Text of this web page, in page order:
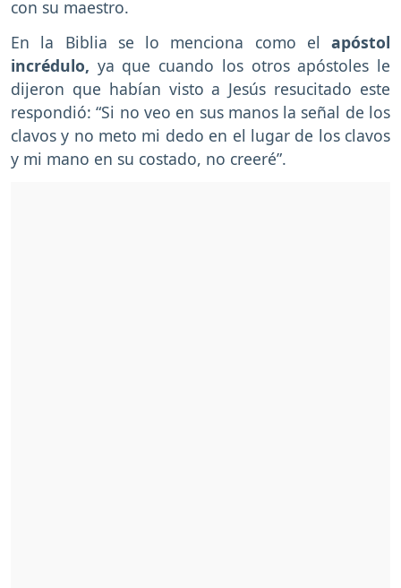
con su maestro.
En la Biblia se lo menciona como el apóstol
incrédulo, ya que cuando los otros apóstoles le
dijeron que habían visto a Jesús resucitado este
respondió: “Si no veo en sus manos la señal de los
clavos y no meto mi dedo en el lugar de los clavos
y mi mano en su costado, no creeré”.